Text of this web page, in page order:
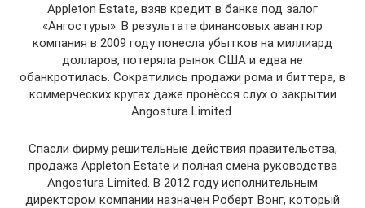
Appleton Estate, взяв кредит в банке под залог
«Ангостуры». В результате финансовых авантюр
компания в 2009 году понесла убытков на миллиард
долларов, потеряла рынок США и едва не
обанкротилась. Сократились продажи рома и биттера, в
коммерческих кругах даже пронёсся слух о закрытии
Angostura Limited.
Спасли фирму решительные действия правительства,
продажа Appleton Estate и полная смена руководства
Angostura Limited. В 2012 году исполнительным
директором компании назначен Роберт Вонг, который